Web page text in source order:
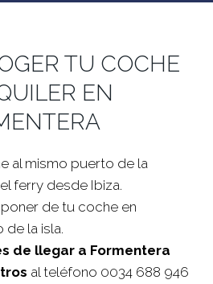
TU COCHE
EN
al mismo puerto de la
ferry desde Ibiza.
de tu coche en
la isla.
de llegar a Formentera
al teléfono 0034 688 946